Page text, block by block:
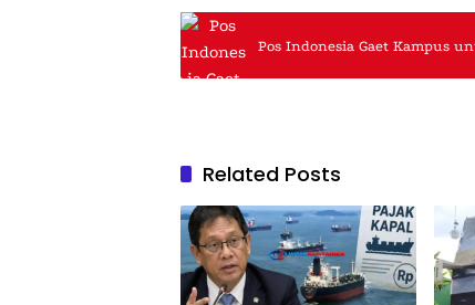
Pos Indonesia Gaet Kampus
Related Posts